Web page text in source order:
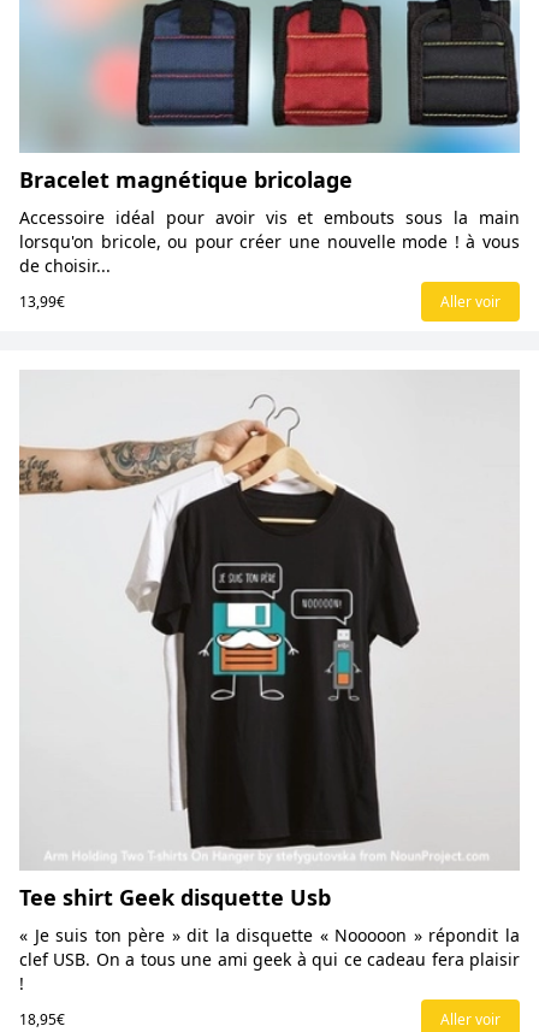
Bracelet magnétique bricolage
Accessoire idéal pour avoir vis et embouts sous la main
lorsqu'on bricole, ou pour créer une nouvelle mode ! à vous
de choisir...
13,99€ Aller voir
Tee shirt Geek disquette Usb
« Je suis ton père » dit la disquette « Nooooon » répondit la
clef USB. On a tous une ami geek à qui ce cadeau fera plaisir
!
18,95€ Aller voir